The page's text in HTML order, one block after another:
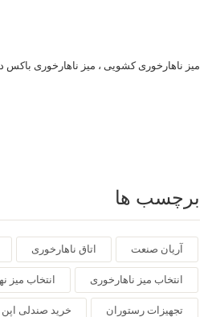
میز ناهارخوری کشویی ، میز ناهارخوری باکس
برچسب ها
آریان صنعت اتاق ناهارخوری
انتخاب میز ناهارخوری انتخاب میز
تجهیزات رستوران خرید صندلی اپن